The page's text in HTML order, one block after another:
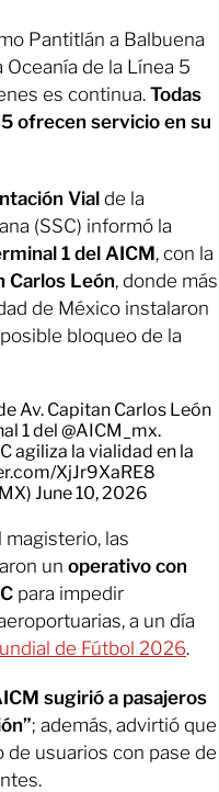
Pantitlán a Balbuena
Oceanía de la Línea 5
es continua.Todas
ofrecen servicio en su
Vial de la
(SSC) informó la
1 del AICM, con la
Carlos León, donde más
de México instalaron
bloqueo de la
Av. Capitan Carlos León
1 del @AICM_mx.
agiliza la vialidad en la
XjJr9XaRE8
June 10, 2026
magisterio, las
un operativo con
para impedir
a un día
de Fútbol 2026.
sugirió a pasajeros
; además, advirtió que
usuarios con pase de